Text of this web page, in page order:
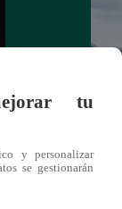
tu
y personalizar
se gestionarán